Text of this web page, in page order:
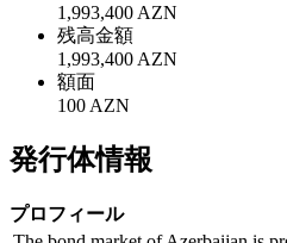
1,993,400 AZN
残高金額
1,993,400 AZN
額面
100 AZN
発行体情報
プロフィール